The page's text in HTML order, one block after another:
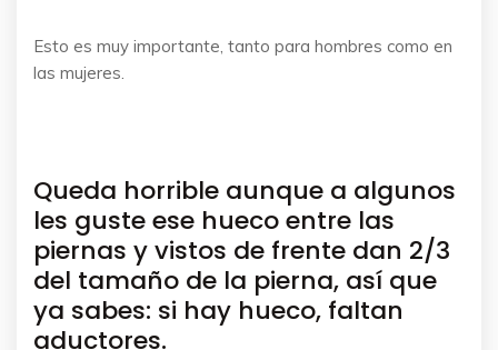
Esto es muy importante, tanto para hombres como en
las mujeres.
Queda horrible aunque a algunos
les guste ese hueco entre las
piernas y vistos de frente dan 2/3
del tamaño de la pierna, así que
ya sabes: si hay hueco, faltan
aductores.